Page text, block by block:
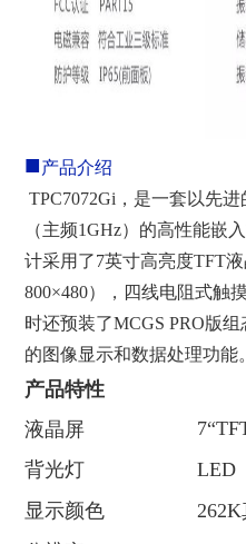
■产品介绍
TPC7072Gi，是一套以先
（主频1GHz）的高性能嵌
计采用了7英寸高亮度TFT
800×480），四线电阻式触
时还预装了MCGS PRO版
的图像显示和数据处理功能。
产品特性
液晶屏
背光灯
LED
显示颜色